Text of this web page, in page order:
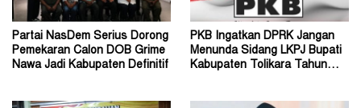
Partai NasDem Serius Dorong
Pemekaran Calon DOB Grime
Nawa Jadi Kabupaten Definitif
PKB Ingatkan DPRK Jangan
Menunda Sidang LKPJ Bupati
Kabupaten Tolikara Tahun